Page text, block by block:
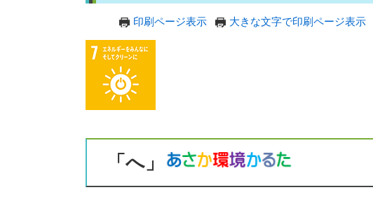
印刷ページ表示 大きな文字で印刷ページ表示
「へ」